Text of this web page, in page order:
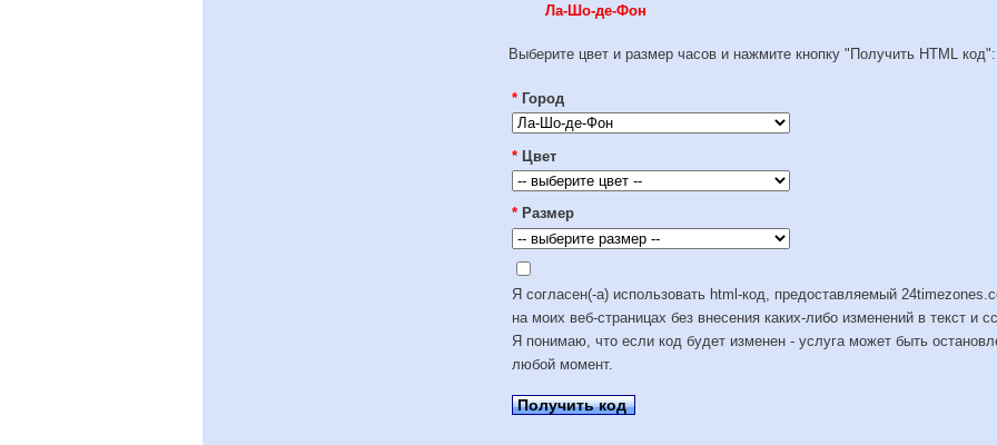
Ла-Шо-де-Фон
Выберите цвет и размер часов и нажмите кнопку "Получить HTML код":
* Город
* Цвет
* Размер
Я согласен(-а) использовать html-код, предоставляемый
на моих веб-страницах без внесения каких-либо изменений в текст и
Я понимаю, что если код будет изменен - услуга может быть
любой момент.
Получить код